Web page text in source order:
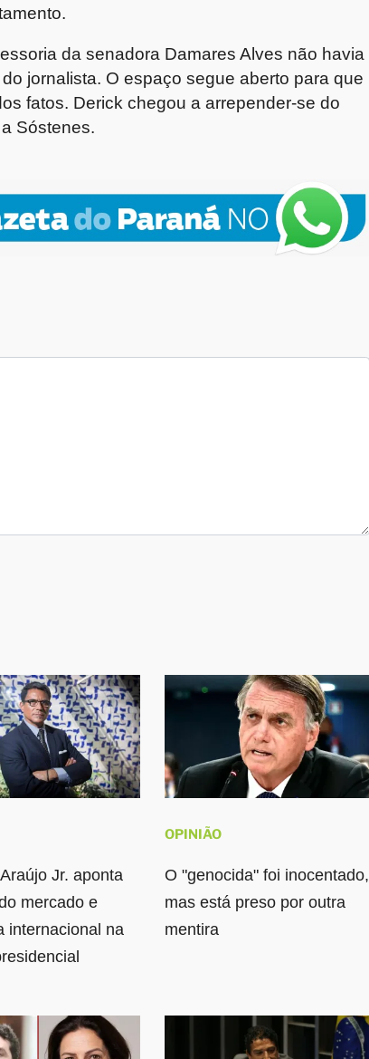
da senadora Damares Alves não havia
jornalista. O espaço segue aberto para que
fatos. Derick chegou a arrepender-se do
Sóstenes.
Jr. aponta
mercado e
internacional na
OPINIÃO
O "genocida" foi inocentado,
mas está preso por outra
mentira